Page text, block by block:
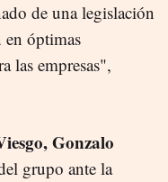
de una legislación
óptimas
las empresas",
Gonzalo
grupo ante la